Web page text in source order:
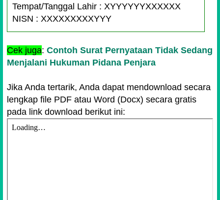
Tempat/Tanggal Lahir : XYYYYYYXXXXXX
NISN : XXXXXXXXXYYY
Menyatakan bersedia menjadi pengurus OSIS
SMAN 1 Mawasangka. Saya berkomitmen
untuk melaksanakan tugas-tugas yang
pernyataan kesanggupan dibuat atas kemauan
Saya sendiri tanpa ada paksaan dari pihak
manapun.
Cek juga: Contoh Surat Pernyataan Tidak Sedang
Menjalani Hukuman Pidana Penjara
Jika Anda tertarik, Anda dapat mendownload secara
lengkap file PDF atau Word (Docx) secara gratis
pada link download berikut ini: